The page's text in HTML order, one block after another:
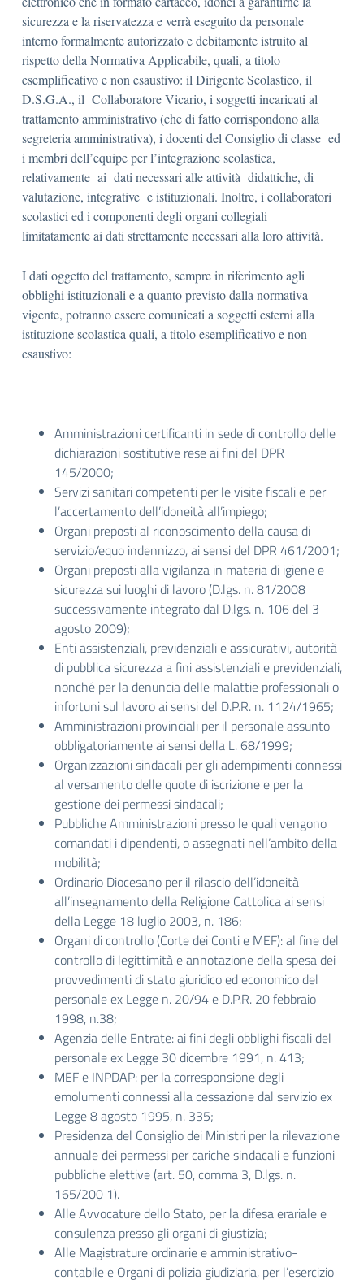
sicurezza e la riservatezza e verrà eseguito da personale
interno formalmente autorizzato e debitamente istruito al
rispetto della Normativa Applicabile, quali, a titolo
esemplificativo e non esaustivo: il Dirigente Scolastico, il
D.S.G.A., il Collaboratore Vicario, i soggetti incaricati al
trattamento amministrativo (che di fatto corrispondono alla
segreteria amministrativa), i docenti del Consiglio di classe ed
i membri dell’equipe per l’integrazione scolastica,
relativamente ai dati necessari alle attività didattiche, di
valutazione, integrative e istituzionali. Inoltre, i collaboratori
scolastici ed i componenti degli organi collegiali
limitatamente ai dati strettamente necessari alla loro attività.
I dati oggetto del trattamento, sempre in riferimento agli
obblighi istituzionali e a quanto previsto dalla normativa
vigente, potranno essere comunicati a soggetti esterni alla
istituzione scolastica quali, a titolo esemplificativo e non
esaustivo:
Amministrazioni certificanti in sede di controllo delle
dichiarazioni sostitutive rese ai fini del DPR
145/2000;
Servizi sanitari competenti per le visite fiscali e per
l’accertamento dell’idoneità all’impiego;
Organi preposti al riconoscimento della causa di
servizio/equo indennizzo, ai sensi del DPR 461/2001;
Organi preposti alla vigilanza in materia di igiene e
sicurezza sui luoghi di lavoro (D.lgs. n. 81/2008
successivamente integrato dal D.lgs. n. 106 del 3
agosto 2009);
Enti assistenziali, previdenziali e assicurativi, autorità
di pubblica sicurezza a fini assistenziali e previdenziali,
nonché per la denuncia delle malattie professionali o
infortuni sul lavoro ai sensi del D.P.R. n. 1124/1965;
Amministrazioni provinciali per il personale assunto
obbligatoriamente ai sensi della L. 68/1999;
Organizzazioni sindacali per gli adempimenti connessi
al versamento delle quote di iscrizione e per la
gestione dei permessi sindacali;
Pubbliche Amministrazioni presso le quali vengono
comandati i dipendenti, o assegnati nell’ambito della
mobilità;
Ordinario Diocesano per il rilascio dell’idoneità
all’insegnamento della Religione Cattolica ai sensi
della Legge 18 luglio 2003, n. 186;
Organi di controllo (Corte dei Conti e MEF): al fine del
controllo di legittimità e annotazione della spesa dei
provvedimenti di stato giuridico ed economico del
personale ex Legge n. 20/94 e D.P.R. 20 febbraio
1998, n.38;
Agenzia delle Entrate: ai fini degli obblighi fiscali del
personale ex Legge 30 dicembre 1991, n. 413;
MEF e INPDAP: per la corresponsione degli
emolumenti connessi alla cessazione dal servizio ex
Legge 8 agosto 1995, n. 335;
Presidenza del Consiglio dei Ministri per la rilevazione
annuale dei permessi per cariche sindacali e funzioni
pubbliche elettive (art. 50, comma 3, D.lgs. n.
165/200 1).
Alle Avvocature dello Stato, per la difesa erariale e
consulenza presso gli organi di giustizia;
Alle Magistrature ordinarie e amministrativo-
contabile e Organi di polizia giudiziaria, per l’esercizio